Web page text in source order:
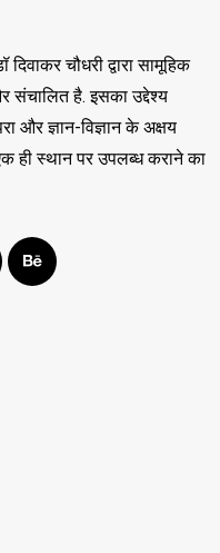
चौधरी द्वारा सामूहिक
संचालित है. इसका उद्देश्य
और ज्ञान-विज्ञान के अक्षय
ही स्थान पर उपलब्ध कराने का